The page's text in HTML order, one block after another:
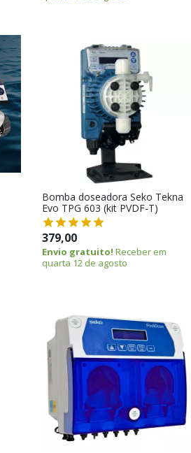
Bomba doseadora Seko Tekna
Evo TPG 603 (kit PVDF-T)
379,00
Envio gratuito! Receber em
quarta 12 de agosto